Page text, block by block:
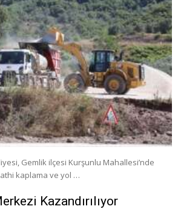
Gemlik ilçesi Kurşunlu Mahallesi’nde
kaplama ve yol …
Kazandırılıyor